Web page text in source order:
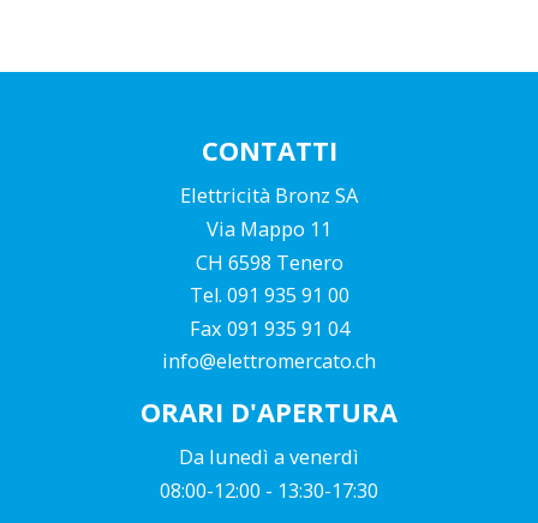
CONTATTI
Elettricità Bronz SA
Via Mappo 11
CH 6598 Tenero
Tel. 091 935 91 00
Fax 091 935 91 04
info@elettromercato.ch
ORARI D'APERTURA
Da lunedì a venerdì
08:00-12:00 - 13:30-17:30